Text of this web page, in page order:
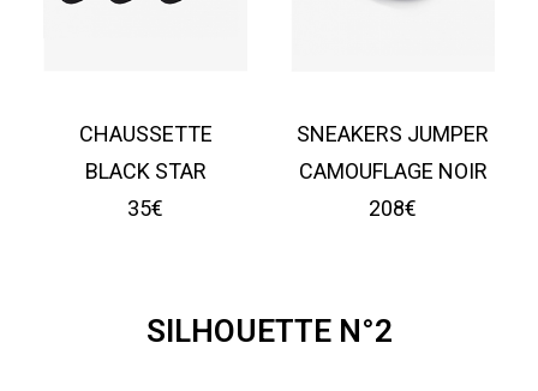
CHAUSSETTE
BLACK STAR
35€
SNEAKERS JUMPER
CAMOUFLAGE NOIR
208€
SILHOUETTE N°2